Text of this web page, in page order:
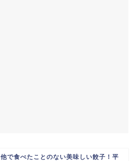
他で食べたことのない美味しい餃子！平